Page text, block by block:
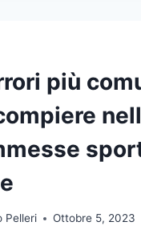
PULIZIA
DELLE
APPARECCHIATURE
DA
più
Pelleri Ottobre 5, 2023